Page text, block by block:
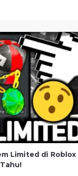
Limited di